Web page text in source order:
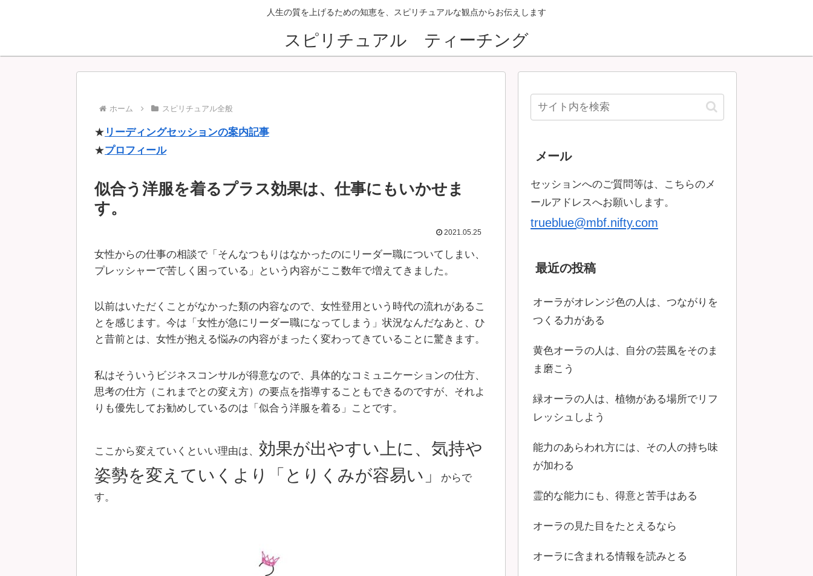
人生の質を上げるための知恵を、スピリチュアルな観点からお伝えします
スピリチュアル ティーチング
ホーム スピリチュアル全般
★ リーディングセッションの案内記事
★プロフィール
似合う洋服を着るプラス効果は、仕事にもいかせま
す。
2021.05.25
女性からの仕事の相談で「そんなつもりはなかったのにリーダー職についてしまい、
プレッシャーで苦しく困っている」という内容がここ数年で増えてきました。
以前はいただくことがなかった類の内容なので、女性登用という時代の流れがあるこ
とを感じます。今は「女性が急にリーダー職になってしまう」状況なんだなあと、ひ
と昔前とは、女性が抱える悩みの内容がまったく変わってきていることに驚きます。
私はそういうビジネスコンサルが得意なので、具体的なコミュニケーションの仕方、
思考の仕方（これまでとの変え方）の要点を指導することもできるのですが、それよ
りも優先してお勧めしているのは「似合う洋服を着る」ことです。
ここから変えていくといい理由は、 効果が出やすい上に、気持や
姿勢を変えていくより「とりくみが容易い」
からで
す。
メール
セッションへのご質問等は、こちらのメ
ールアドレスへお願いします。
trueblue@mbf.nifty.com
最近の投稿
オーラがオレンジ色の人は、つながりを
つくる力がある
黄色オーラの人は、自分の芸風をそのま
ま磨こう
緑オーラの人は、植物がある場所でリフ
レッシュしよう
能力のあらわれ方には、その人の持ち味
が加わる
霊的な能力にも、得意と苦手はある
オーラの見た目をたとえるなら
オーラに含まれる情報を読みとる